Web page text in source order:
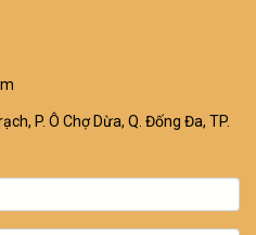
P. Ô Chợ Dừa, Q. Đống Đa, TP.